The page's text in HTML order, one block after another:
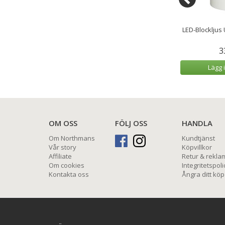
LED-Blockljus
Lägg
OM OSS
Om Northmans
Vår story
Affiliate
Om cookies
Kontakta oss
FÖLJ OSS HANDLA
Kundtjänst
Köpvillkor
Retur &
Ångra ditt köp